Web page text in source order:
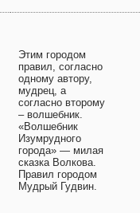
Этим городом
правил, согласно
одному автору,
мудрец, а
согласно второму
– волшебник.
«Волшебник
Изумрудного
города» — милая
сказка Волкова.
Правил городом
Мудрый Гудвин.